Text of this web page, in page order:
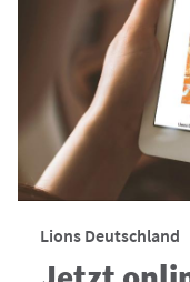
Lions Deutschland